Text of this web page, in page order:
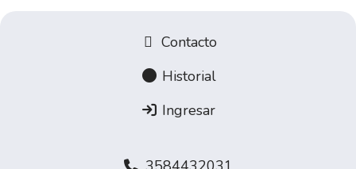
Contacto
Historial
Ingresar